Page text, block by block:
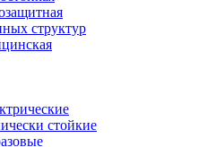
структур
стойкие